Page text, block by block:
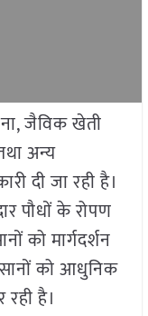
जैविक खेती
अन्य
दी जा रही है।
पौधों के रोपण
को मार्गदर्शन
को आधुनिक
है।